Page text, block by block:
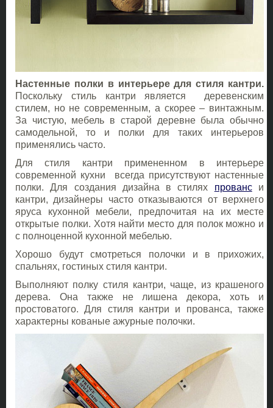
Настенные полки в интерьере для стиля кантри.
Поскольку стиль кантри является деревенским
стилем, но не современным, а скорее – винтажным.
За чистую, мебель в старой деревне была обычно
самодельной, то и полки для таких интерьеров
применялись часто.
Для стиля кантри примененном в интерьере
современной кухни всегда присутствуют настенные
полки. Для создания дизайна в стилях прованси
кантри, дизайнеры часто отказываются от верхнего
яруса кухонной мебели, предпочитая на их месте
открытые полки. Хотя найти место для полок можно и
с полноценной кухонной мебелью.
Хорошо будут смотреться полочки и в прихожих,
спальнях, гостиных стиля кантри.
Выполняют полку стиля кантри, чаще, из крашеного
дерева. Она также не лишена декора, хоть и
простоватого. Для стиля кантри и прованса, также
характерны кованые ажурные полочки.